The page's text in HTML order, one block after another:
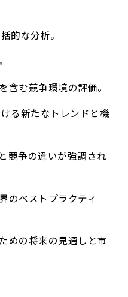
的な分析。
含む競争環境の評価。
る新たなトレンドと機
競争の違いが強調され
のベストプラクティ
めの将来の見通しと市